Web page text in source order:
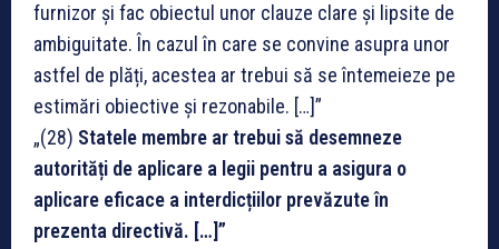
furnizor și fac obiectul unor clauze clare și lipsite de
ambiguitate. În cazul în care se convine asupra unor
astfel de plăți, acestea ar trebui să se întemeieze pe
estimări obiective și rezonabile. […]”
„(28) Statele membre ar trebui să desemneze
autorități de aplicare a legii pentru a asigura o
aplicare eficace a interdicțiilor prevăzute în
prezenta directivă. […]”